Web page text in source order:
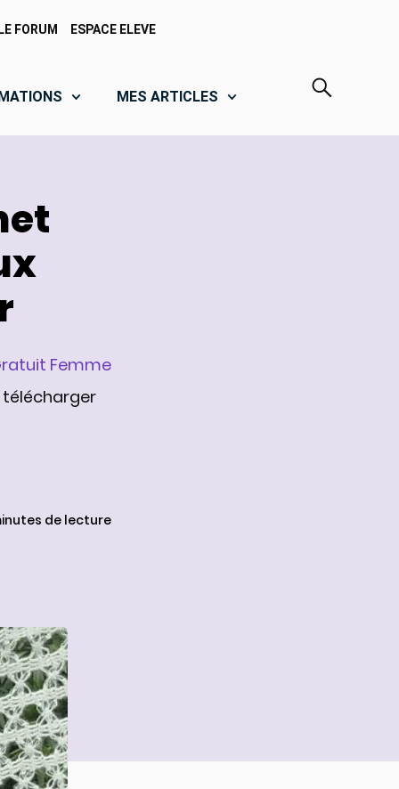
FORUM ESPACE ELEVE
MES ARTICLES
Femme
télécharger
de lecture